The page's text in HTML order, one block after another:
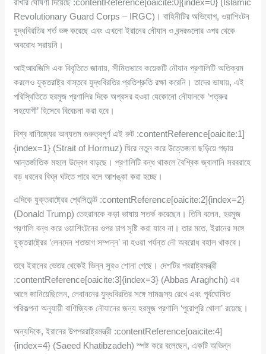
রাখার ঘোষণা দিয়েছে :contentReference[oaicite:0]{index=0} (Islamic
Revolutionary Guard Corps – IRGC)। বাহিনীটির অভিযোগ, ওয়াশিংটন
যুদ্ধবিরতির শর্ত ভঙ্গ করেছে এবং এখনো ইরানের নৌযান ও বন্দরগুলোর ওপর থেকে
অবরোধ সরায়নি।
আইআরজিসি এক বিবৃতিতে জানায়, সীমিতভাবে কয়েকটি নৌযান প্রণালিটি অতিক্রম
করলেও যুক্তরাষ্ট্র বাস্তবে যুদ্ধবিরতির প্রতিশ্রুতি রক্ষা করেনি। তাদের ভাষায়, এই
পরিস্থিতিতে হরমুজ প্রণালির দিকে অগ্রসর হওয়া যেকোনো নৌযানকে ‘শত্রুর
সহযোগী’ হিসেবে বিবেচনা করা হবে।
বিশ্ব বাণিজ্যের অন্যতম গুরুত্বপূর্ণ এই রুট :contentReference[oaicite:1]
{index=1} (Strait of Hormuz) ঘিরে নতুন করে উত্তেজনা ছড়িয়ে পড়ায়
আন্তর্জাতিক মহলে উদ্বেগ বাড়ছে। প্রণালিটি বন্ধ থাকলে বৈশ্বিক জ্বালানি সরবরাহে
বড় ধরনের বিঘ্ন ঘটতে পারে বলে আশঙ্কা করা হচ্ছে।
এদিকে যুক্তরাষ্ট্রের প্রেসিডেন্ট :contentReference[oaicite:2]{index=2}
(Donald Trump) তেহরানকে কড়া ভাষায় সতর্ক করেছেন। তিনি বলেন, হরমুজ
প্রণালি বন্ধ করে ওয়াশিংটনের ওপর চাপ সৃষ্টি করা যাবে না। তার মতে, ইরানের সঙ্গে
যুক্তরাষ্ট্রের ‘লেনদেন শতভাগ সম্পন্ন’ না হওয়া পর্যন্ত নৌ অবরোধ বহাল থাকবে।
তবে ইরানের ভেতর থেকেই ভিন্ন সুরও শোনা গেছে। দেশটির পররাষ্ট্রমন্ত্রী
:contentReference[oaicite:3]{index=3} (Abbas Araghchi) এর
আগে জানিয়েছিলেন, লেবাননের যুদ্ধবিরতির সঙ্গে সামঞ্জস্য রেখে এবং পূর্বঘোষিত
পরিকল্পনা অনুযায়ী বাণিজ্যিক নৌযানের জন্য হরমুজ প্রণালি ‘পুরোপুরি খোলা’ রয়েছে।
অন্যদিকে, ইরানের উপপররাষ্ট্রমন্ত্রী :contentReference[oaicite:4]
{index=4} (Saeed Khatibzadeh) স্পষ্ট করে বলেছেন, একটি অভিন্ন